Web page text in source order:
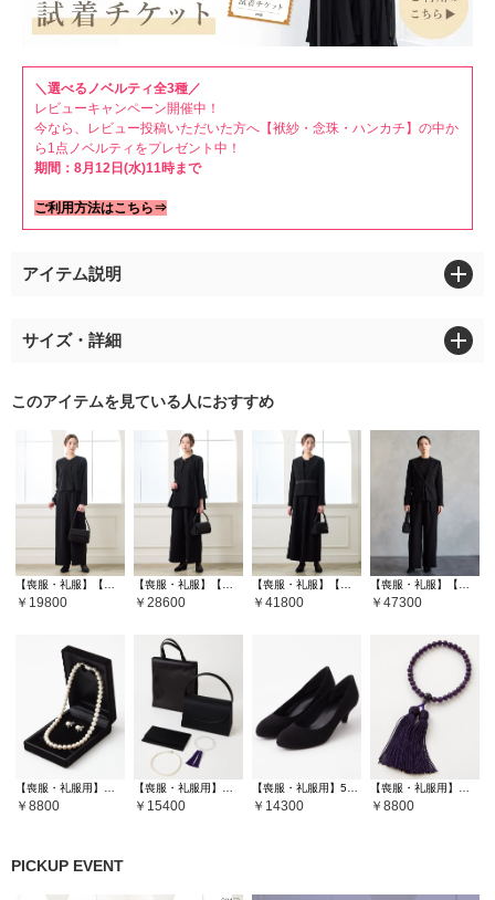
＼選べるノベルティ全3種／
レビューキャンペーン開催中！
今なら、レビュー投稿いただいた方へ【袱紗・念珠・ハンカチ】の中か
ら1点ノベルティをプレゼント中！
期間：8月12日(水)11時まで
ご利用方法はこちら⇒
アイテム説明
サイズ・詳細
このアイテムを見ている人におすすめ
19800 28600 41800 47300
8800 15400 14300 8800
PICKUP EVENT